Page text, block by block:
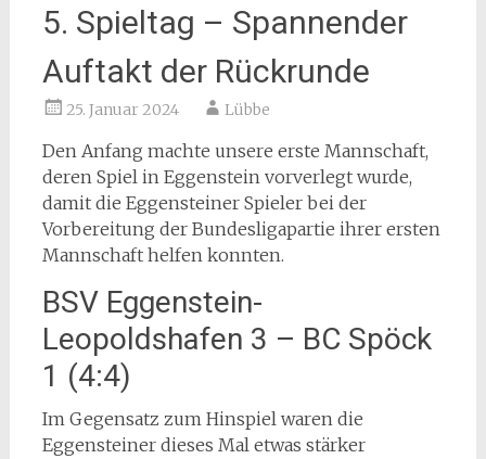
5. Spieltag – Spannender
Auftakt der Rückrunde
25. Januar 2024 Lübbe
Den Anfang machte unsere erste Mannschaft,
deren Spiel in Eggenstein vorverlegt wurde,
damit die Eggensteiner Spieler bei der
Vorbereitung der Bundesligapartie ihrer ersten
Mannschaft helfen konnten.
BSV Eggenstein-
Leopoldshafen 3 – BC Spöck
1 (4:4)
Im Gegensatz zum Hinspiel waren die
Eggensteiner dieses Mal etwas stärker